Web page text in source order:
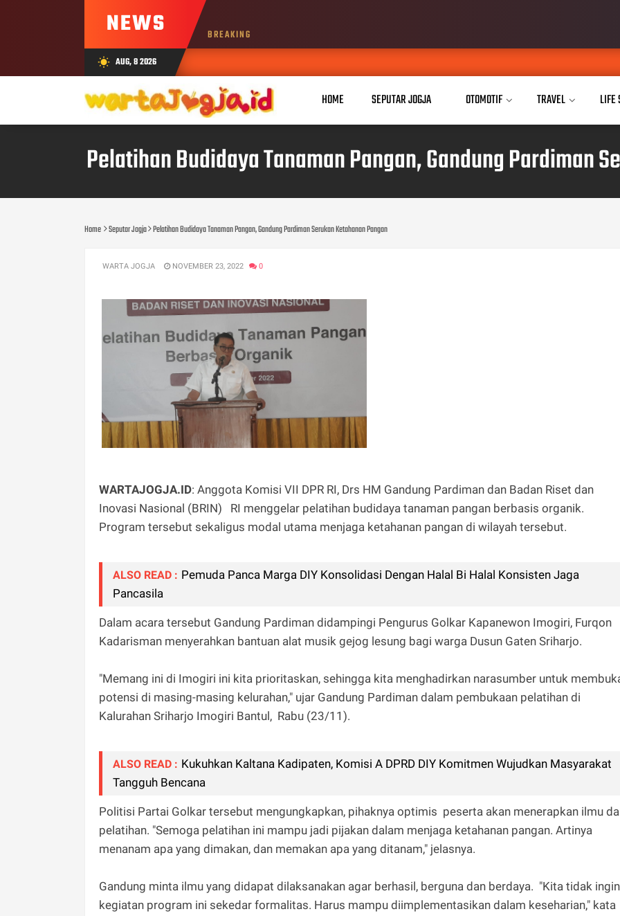
NEWS BREAKING
wb_sunny AUG, 8 2026
HOME SEPUTAR JOGJA OTOMOTIF TRAVEL LIFE
Pelatihan Budidaya Tanaman Pangan, Gandung Pardiman
Home Seputar Jogja Pelatihan Budidaya Tanaman Pangan, Gandung Pardiman Serukan Ketahanan Pangan
WARTA JOGJA NOVEMBER 23, 2022 0
WARTAJOGJA.ID: Anggota Komisi VII DPR RI, Drs HM Gandung Pardiman dan Badan Riset dan
Inovasi Nasional (BRIN) RI menggelar pelatihan budidaya tanaman pangan berbasis organik.
Program tersebut sekaligus modal utama menjaga ketahanan pangan di wilayah tersebut.
ALSO READ : Pemuda Panca Marga DIY Konsolidasi Dengan Halal Bi Halal Konsisten Jaga
Pancasila
Dalam acara tersebut Gandung Pardiman didampingi Pengurus Golkar Kapanewon Imogiri, Furqon
Kadarisman menyerahkan bantuan alat musik gejog lesung bagi warga Dusun Gaten Sriharjo.
"Memang ini di Imogiri ini kita prioritaskan, sehingga kita menghadirkan narasumber untuk
potensi di masing-masing kelurahan," ujar Gandung Pardiman dalam pembukaan pelatihan di
Kalurahan Sriharjo Imogiri Bantul, Rabu (23/11).
ALSO READ : Kukuhkan Kaltana Kadipaten, Komisi A DPRD DIY Komitmen Wujudkan Masyarakat
Tangguh Bencana
Politisi Partai Golkar tersebut mengungkapkan, pihaknya optimis peserta akan menerapkan ilmu
pelatihan. "Semoga pelatihan ini mampu jadi pijakan dalam menjaga ketahanan pangan. Artinya
menanam apa yang dimakan, dan memakan apa yang ditanam," jelasnya.
Gandung minta ilmu yang didapat dilaksanakan agar berhasil, berguna dan berdaya. "Kita tidak ingin
kegiatan program ini sekedar formalitas. Harus mampu diimplementasikan dalam keseharian," kata